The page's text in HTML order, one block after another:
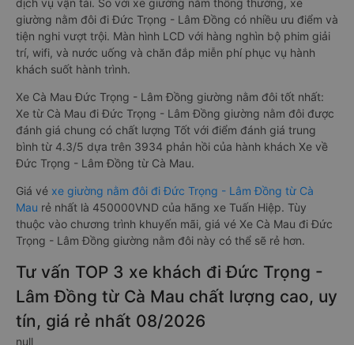
dịch vụ vận tải. So với xe giường nằm thông thường, xe
giường nằm đôi đi Đức Trọng - Lâm Đồng có nhiều ưu điểm và
tiện nghi vượt trội. Màn hình LCD với hàng nghìn bộ phim giải
trí, wifi, và nước uống và chăn đắp miễn phí phục vụ hành
khách suốt hành trình.
Xe Cà Mau Đức Trọng - Lâm Đồng giường nằm đôi tốt nhất:
Xe từ Cà Mau đi Đức Trọng - Lâm Đồng giường nằm đôi được
đánh giá chung có chất lượng Tốt với điểm đánh giá trung
bình từ 4.3/5 dựa trên 3934 phản hồi của hành khách Xe về
Đức Trọng - Lâm Đồng từ Cà Mau.
Giá vé xe giường nằm đôi đi Đức Trọng - Lâm Đồng từ Cà
Mau rẻ nhất là 450000VND của hãng xe Tuấn Hiệp. Tùy
thuộc vào chương trình khuyến mãi, giá vé Xe Cà Mau đi Đức
Trọng - Lâm Đồng giường nằm đôi này có thể sẽ rẻ hơn.
Tư vấn TOP 3 xe khách đi Đức Trọng -
Lâm Đồng từ Cà Mau chất lượng cao, uy
tín, giá rẻ nhất 08/2026
null